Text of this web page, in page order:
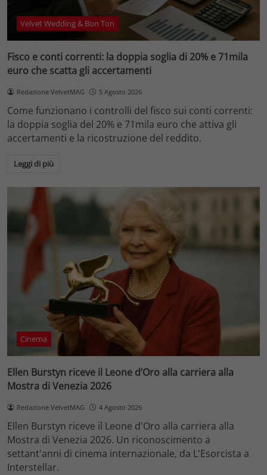
Velvet Wedding & Bon Ton
Fisco e conti correnti: la doppia soglia di 20% e 71mila
euro che scatta gli accertamenti
Redazione VelvetMAG 5 Agosto 2026
Come funzionano i controlli del fisco sui conti correnti:
la doppia soglia del 20% e 71mila euro che attiva gli
accertamenti e la ricostruzione del reddito.
Leggi di più
Cinema
Ellen Burstyn riceve il Leone d’Oro alla carriera alla
Mostra di Venezia 2026
Redazione VelvetMAG 4 Agosto 2026
Ellen Burstyn riceve il Leone d'Oro alla carriera alla
Mostra di Venezia 2026. Un riconoscimento a
settant'anni di cinema internazionale, da L'Esorcista a
Interstellar.